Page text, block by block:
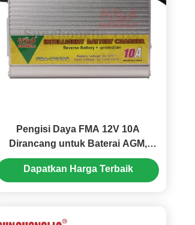
Pengisi Daya FMA 12V 10A
Dirancang untuk Baterai AGM,
GEL, dan Asam Timbal,
Menampilkan Pengisian Tiga
Dapatkan Harga Terbaik